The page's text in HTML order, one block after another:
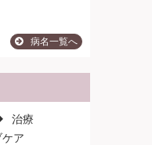
病名一覧へ
治療
ア